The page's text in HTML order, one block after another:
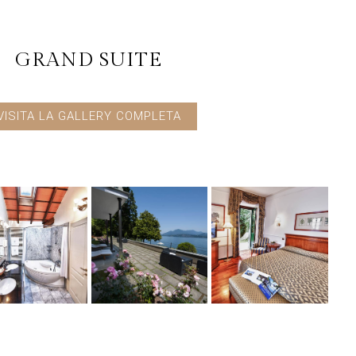
GRAND SUITE
LA GALLERY COMPLETA